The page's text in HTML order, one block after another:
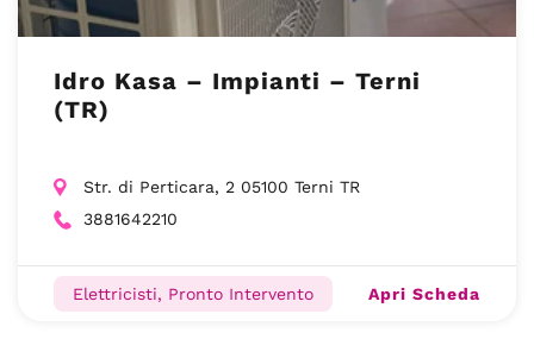
Idro Kasa – Impianti – Terni
(TR)
Str. di Perticara, 2 05100 Terni TR
3881642210
Elettricisti, Pronto Intervento Apri Scheda